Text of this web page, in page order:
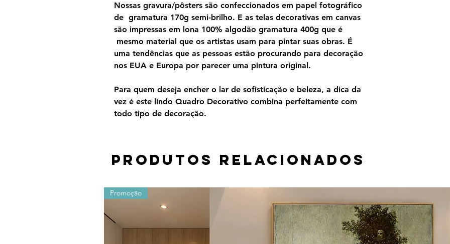
Nossas gravura/pôsters são confeccionados em papel fotográfico
de gramatura 170g semi-brilho. E as telas decorativas em canvas
são impressas em lona 100% algodão gramatura 400g que é
mesmo material que os artistas usam para pintar suas obras. É
uma tendências que as pessoas estão procurando para decoração
nos EUA e Europa por parecer uma pintura original.
Para quem deseja encher o lar de sofisticação e beleza, a dica da
vez é este lindo Quadro Decorativo combina perfeitamente com
todo tipo de decoração.
Produtos relacionados
Promoção